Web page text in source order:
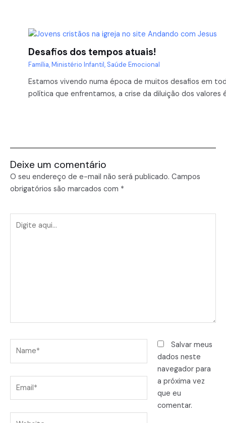
Desafios dos tempos atuais!
Família,Ministério Infantil, Saúde Emocional
Estamos vivendo numa época de muitos desafios em
política que enfrentamos, a crise da diluição dos valores
Deixe um comentário
O seu endereço de e-mail não será publicado. Campos
obrigatórios são marcados com *
aqui...
Salvar meus
dados neste
navegador para
a próxima vez
que eu
comentar.